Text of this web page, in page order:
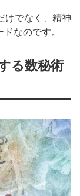
けでなく、精神
なのです。
る数秘術